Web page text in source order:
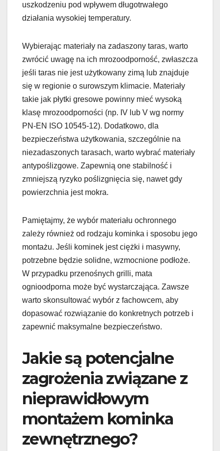
uszkodzeniu pod wpływem długotrwałego
działania wysokiej temperatury.
Wybierając materiały na zadaszony taras, warto
zwrócić uwagę na ich mrozoodporność, zwłaszcza
jeśli taras nie jest użytkowany zimą lub znajduje
się w regionie o surowszym klimacie. Materiały
takie jak płytki gresowe powinny mieć wysoką
klasę mrozoodporności (np. IV lub V wg normy
PN-EN ISO 10545-12). Dodatkowo, dla
bezpieczeństwa użytkowania, szczególnie na
niezadaszonych tarasach, warto wybrać materiały
antypoślizgowe. Zapewnią one stabilność i
zmniejszą ryzyko poślizgnięcia się, nawet gdy
powierzchnia jest mokra.
Pamiętajmy, że wybór materiału ochronnego
zależy również od rodzaju kominka i sposobu jego
montażu. Jeśli kominek jest ciężki i masywny,
potrzebne będzie solidne, wzmocnione podłoże.
W przypadku przenośnych grilli, mata
ognioodporna może być wystarczająca. Zawsze
warto skonsultować wybór z fachowcem, aby
dopasować rozwiązanie do konkretnych potrzeb i
zapewnić maksymalne bezpieczeństwo.
Jakie są potencjalne
zagrożenia związane z
nieprawidłowym
montażem kominka
zewnętrznego?